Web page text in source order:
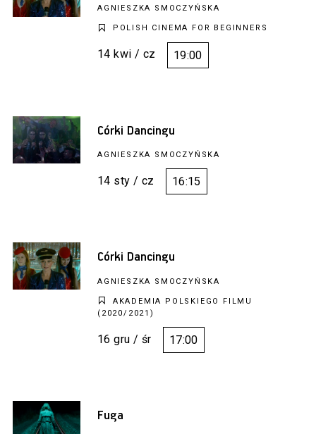
AGNIESZKA SMOCZYŃSKA
POLISH CINEMA FOR BEGINNERS
14 kwi / cz 19:00
Córki Dancingu
AGNIESZKA SMOCZYŃSKA
14 sty / cz 16:15
Córki Dancingu
AGNIESZKA SMOCZYŃSKA
AKADEMIA POLSKIEGO FILMU
(2020/2021)
16 gru / śr 17:00
Fuga